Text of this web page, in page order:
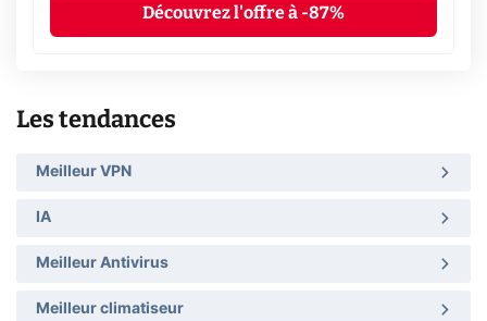
Découvrez l'offre à -87%
Les tendances
Meilleur VPN
IA
Meilleur Antivirus
Meilleur climatiseur